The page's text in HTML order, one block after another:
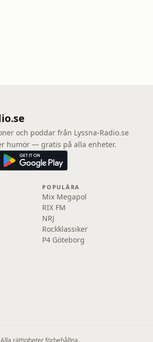
och poddar från Lyssna-Radio.se
humör — gratis på alla enheter.
POPULÄRA
Mix Megapol
RIX FM
NRJ
Rockklassiker
P4 Göteborg
rättigheter förbehållna.